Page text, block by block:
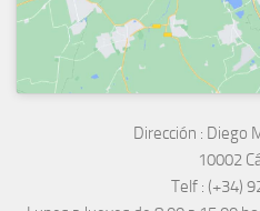
Dirección : Diego
10002
Telf : (+34)